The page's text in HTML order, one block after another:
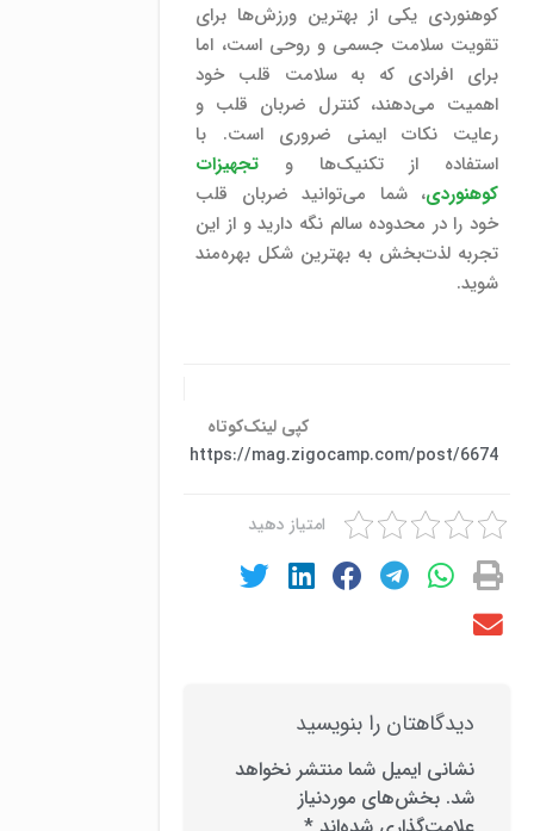
کوهنوردی یکی از بهترین ورزش‌ها برای
تقویت سلامت جسمی و روحی است، اما
برای افرادی که به سلامت قلب خود
اهمیت می‌دهند، کنترل ضربان قلب و
رعایت نکات ایمنی ضروری است. با
استفاده از تکنیک‌ها و تجهیزات
کوهنوردی، شما می‌توانید ضربان قلب
خود را در محدوده سالم نگه دارید و از این
تجربه لذت‌بخش به بهترین شکل بهره‌مند
شوید.
کپی لینک‌کوتاه
https://mag.zigocamp.com/post/6674
امتیاز دهید
دیدگاهتان را بنویسید
نشانی ایمیل شما منتشر نخواهد
شد. بخش‌های موردنیاز